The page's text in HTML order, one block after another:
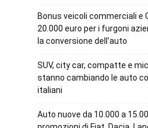
Bonus veicoli commerciali e
20.000 euro per i furgoni
la conversione dell’auto
SUV, city car, compatte e
stanno cambiando le auto
italiani
Auto nuove da 10.000 a